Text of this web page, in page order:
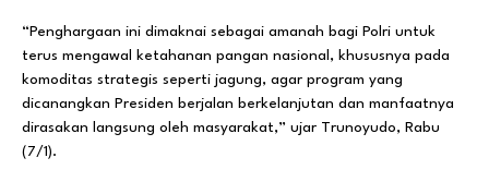
“Penghargaan ini dimaknai sebagai amanah bagi Polri untuk
terus mengawal ketahanan pangan nasional, khususnya pada
komoditas strategis seperti jagung, agar program yang
dicanangkan Presiden berjalan berkelanjutan dan manfaatnya
dirasakan langsung oleh masyarakat,” ujar Trunoyudo, Rabu
(7/1).